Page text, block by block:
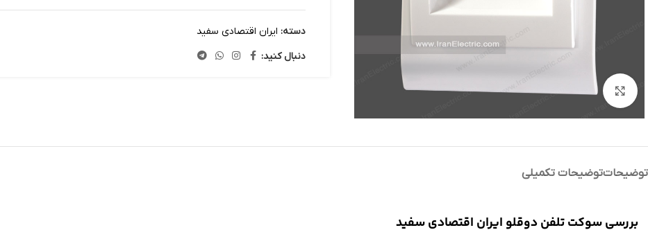
بزرگنمایی تصویر
دسته: ایران اقتصادی سفید
دنبال کنید:
توضیحاتتوضیحات تکمیلی
بررسی سوکت تلفن دوقلو ایران اقتصادی سفید